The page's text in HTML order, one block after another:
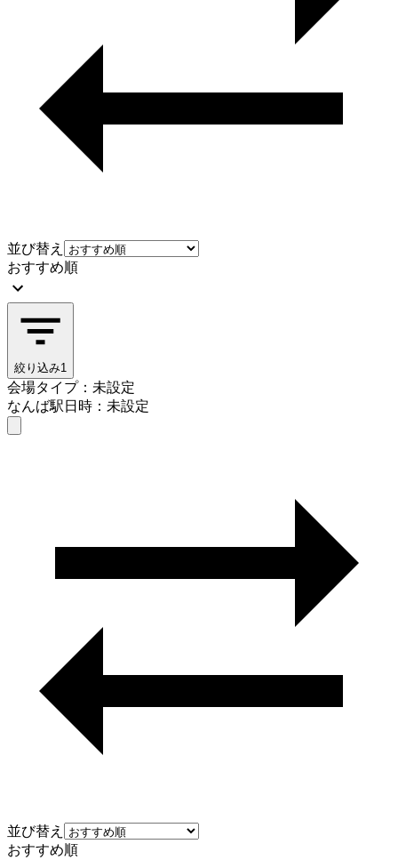
並び替え
おすすめ順
絞り込み1
会場タイプ：未設定
なんば駅日時：未設定
並び替え
おすすめ順